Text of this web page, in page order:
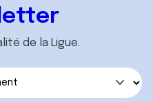
de la Ligue.